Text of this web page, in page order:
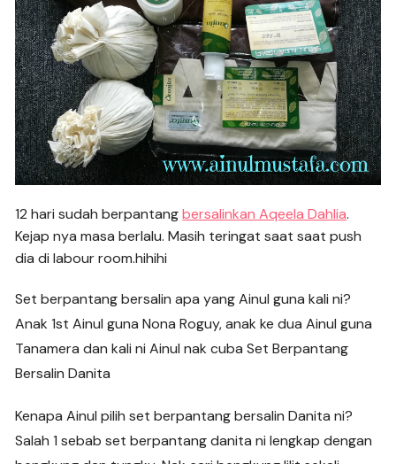
12 hari sudah berpantangbersalinkan Aqeela Dahlia.
Kejap nya masa berlalu. Masih teringat saat saat push
dia di labour room.hihihi
Set berpantang bersalin apa yang Ainul guna kali ni?
Anak 1st Ainul guna Nona Roguy, anak ke dua Ainul guna
Tanamera dan kali ni Ainul nak cuba Set Berpantang
Bersalin Danita
Kenapa Ainul pilih set berpantang bersalin Danita ni?
Salah 1 sebab set berpantang danita ni lengkap dengan